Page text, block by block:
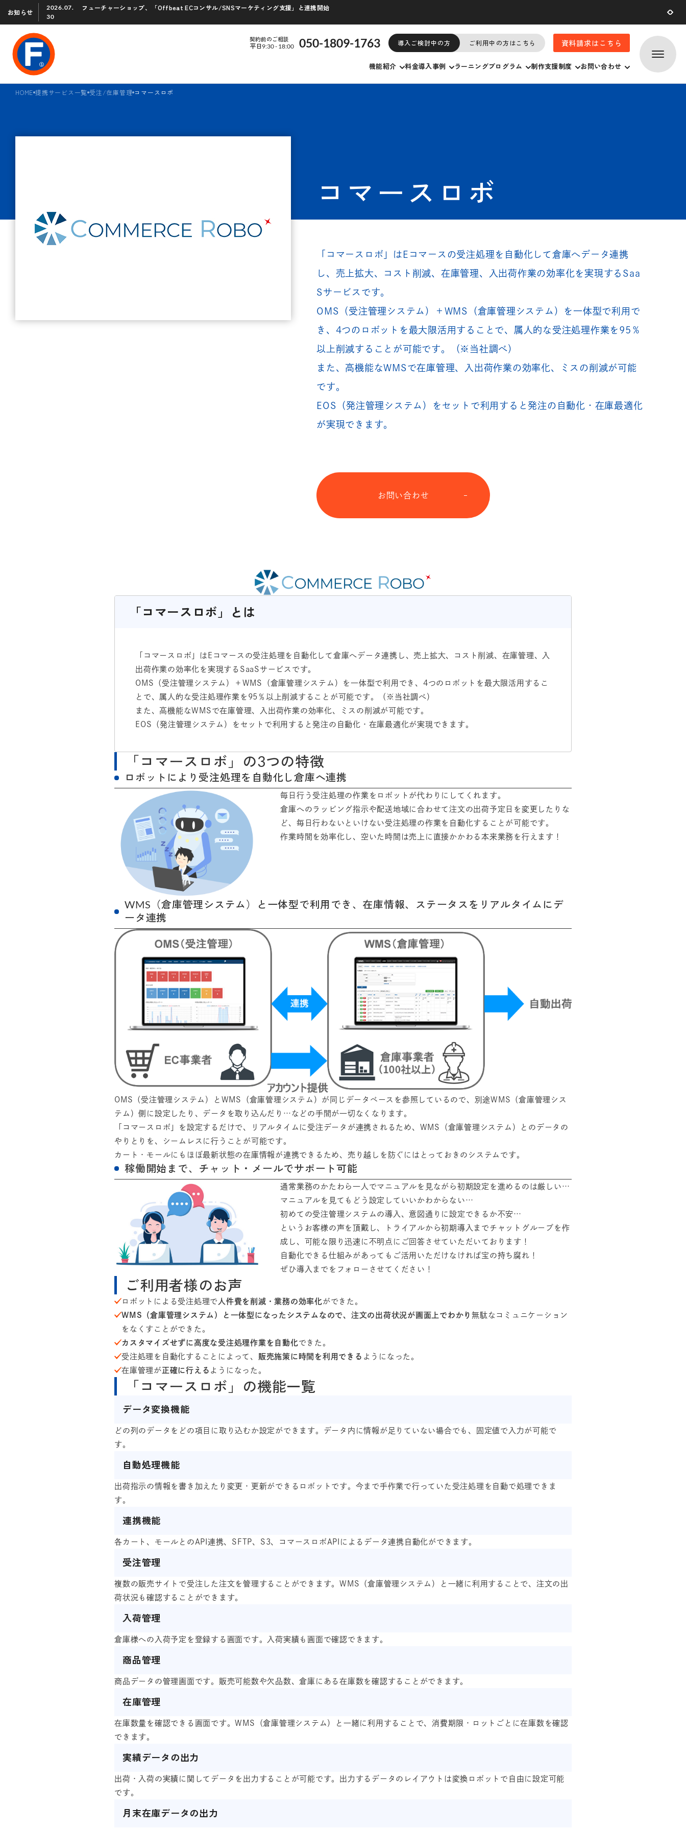
お知らせ
2026.07.
30
フューチャーショップ、「Offbeat ECコンサル/SNSマーケティング支援」と連携開始
契約前のご相談 050-1809-1763
平日9:30 - 18:00 導入ご検討中の方 ご利用中の方はこちら 資料請求はこちら
機能紹介 料金導入事例 ラーニングプログラム 制作支援制度 お問い合わせ
HOME 提携サービス一覧 受注/在庫管理 コマースロボ
コマースロボ
「コマースロボ」はEコマースの受注処理を自動化して倉庫へデータ連携
し、売上拡大、コスト削減、在庫管理、入出荷作業の効率化を実現するSaa
Sサービスです。
OMS（受注管理システム）＋WMS（倉庫管理システム）を一体型で利用で
き、4つのロボットを最大限活用することで、属人的な受注処理作業を95％
以上削減することが可能です。（※当社調べ）
また、高機能なWMSで在庫管理、入出荷作業の効率化、ミスの削減が可能
です。
EOS（発注管理システム）をセットで利用すると発注の自動化・在庫最適化
が実現できます。
お問い合わせ
「コマースロボ」とは
「コマースロボ」はEコマースの受注処理を自動化して倉庫へデータ連携し、売上拡大、コスト削減、在庫管理、入
出荷作業の効率化を実現するSaaSサービスです。
OMS（受注管理システム）＋WMS（倉庫管理システム）を一体型で利用でき、4つのロボットを最大限活用するこ
とで、属人的な受注処理作業を95％以上削減することが可能です。（※当社調べ）
また、高機能なWMSで在庫管理、入出荷作業の効率化、ミスの削減が可能です。
EOS（発注管理システム）をセットで利用すると発注の自動化・在庫最適化が実現できます。
「コマースロボ」の3つの特徴
ロボットにより受注処理を自動化し倉庫へ連携
毎日行う受注処理の作業をロボットが代わりにしてくれます。
倉庫へのラッピング指示や配送地域に合わせて注文の出荷予定日を変更したりな
ど、毎日行わないといけない受注処理の作業を自動化することが可能です。
作業時間を効率化し、空いた時間は売上に直接かかわる本来業務を行えます！
WMS（倉庫管理システム）と一体型で利用でき、在庫情報、ステータスをリアルタイムにデ
ータ連携
OMS（受注管理システム）とWMS（倉庫管理システム）が同じデータベースを参照しているので、別途WMS（倉庫管理シス
テム）側に設定したり、データを取り込んだり…などの手間が一切なくなります。
「コマースロボ」を設定するだけで、リアルタイムに受注データが連携されるため、WMS（倉庫管理システム）とのデータの
やりとりを、シームレスに行うことが可能です。
カート・モールにもほぼ最新状態の在庫情報が連携できるため、売り越しを防ぐにはとっておきのシステムです。
稼働開始まで、チャット・メールでサポート可能
通常業務のかたわら一人でマニュアルを見ながら初期設定を進めるのは厳しい…
マニュアルを見てもどう設定していいかわからない…
初めての受注管理システムの導入、意図通りに設定できるか不安…
というお客様の声を頂戴し、トライアルから初期導入までチャットグループを作
成し、可能な限り迅速に不明点にご回答させていただいております！
自動化できる仕組みがあってもご活用いただけなければ宝の持ち腐れ！
ぜひ導入までをフォローさせてください！
ご利用者様のお声
ロボットによる受注処理で 人件費を削減・業務の効率化 ができた。
WMS（倉庫管理システム）と一体型になったシステムなので、注文の出荷状況が画面上でわかり 無駄なコミュニケーション
をなくすことができた。
カスタマイズせずに高度な受注処理作業を自動化 できた。
受注処理を自動化することによって、
販売施策に時間を利用できる ようになった。
在庫管理が正確に行える ようになった。
「コマースロボ」の機能一覧
データ変換機能
どの列のデータをどの項目に取り込むか設定ができます。データ内に情報が足りていない場合でも、固定値で入力が可能で
す。
自動処理機能
出荷指示の情報を書き加えたり変更・更新ができるロボットです。今まで手作業で行っていた受注処理を自動で処理できま
す。
連携機能
各カート、モールとのAPI連携、SFTP、S3、コマースロボAPIによるデータ連携自動化ができます。
受注管理
複数の販売サイトで受注した注文を管理することができます。WMS（倉庫管理システム）と一緒に利用することで、注文の出
荷状況も確認することができます。
入荷管理
倉庫様への入荷予定を登録する画面です。入荷実績も画面で確認できます。
商品管理
商品データの管理画面です。販売可能数や欠品数、倉庫にある在庫数を確認することができます。
在庫管理
在庫数量を確認できる画面です。WMS（倉庫管理システム）と一緒に利用することで、消費期限・ロットごとに在庫数を確認
できます。
実績データの出力
出荷・入荷の実績に関してデータを出力することが可能です。出力するデータのレイアウトは変換ロボットで自由に設定可能
です。
月末在庫データの出力